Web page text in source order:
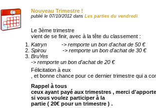
Nouveau Trimestre !
publié le 07/10/2012 dans Les parties du vendredi
Le 3ème trimestre
vient de se finir, avec à la tête du classement :
Katryn -> remporte un bon d'achat de 50 €
Spirou -> remporte un bon d'achat de 30 €
BruYes
-> remporte un bon d'achat de 20 €
Félicitation à eux
, et bonne chance pour ce dernier trimestre qui a
Rappel à tous
ceux ayant payé aux trimestres , merci
si vous voulez participer à la
partie ( 20€ pour un trimestre ) .